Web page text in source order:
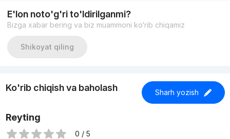
E'lon noto'g'ri to'ldirilganmi?
Bizga xabar bering va biz muammoni ko‘rib chiqamiz
Shikoyat qiling
Ko'rib chiqish va baholash Sharh yozish
Reyting
0 / 5